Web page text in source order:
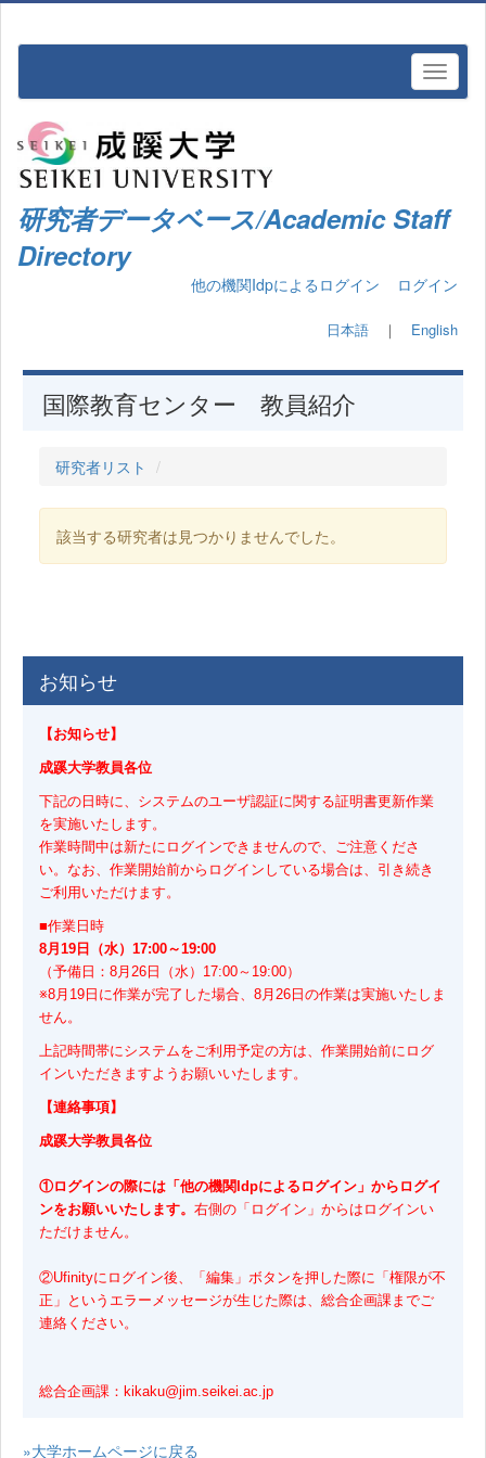
研究者データベース/Academic Staff
Directory
他の機関Idpによるログイン ログイン
日本語 ｜ English
国際教育センター 教員紹介
研究者リスト
該当する研究者は見つかりませんでした。
お知らせ
【お知らせ】
成蹊大学教員各位
下記の日時に、システムのユーザ認証に関する証明書更新作業
を実施いたします。
作業時間中は新たにログインできませんので、ご注意くださ
い。なお、作業開始前からログインしている場合は、引き続き
ご利用いただけます。
■作業日時
8月19日（水）17:00～19:00
（予備日：8月26日（水）17:00～19:00）
※8月19日に作業が完了した場合、8月26日の作業は実施いたしま
せん。
上記時間帯にシステムをご利用予定の方は、作業開始前にログ
インいただきますようお願いいたします。
【連絡事項】
成蹊大学教員各位
①ログインの際には「他の機関Idpによるログイン」からログイ
ンをお願いいたします。 右側の「ログイン」からはログインい
ただけません。
②Ufinityにログイン後、「編集」ボタンを押した際に「権限が不
正」というエラーメッセージが生じた際は、総合企画課までご
連絡ください。
総合企画課：kikaku@jim.seikei.ac.jp
»大学ホームページに戻る